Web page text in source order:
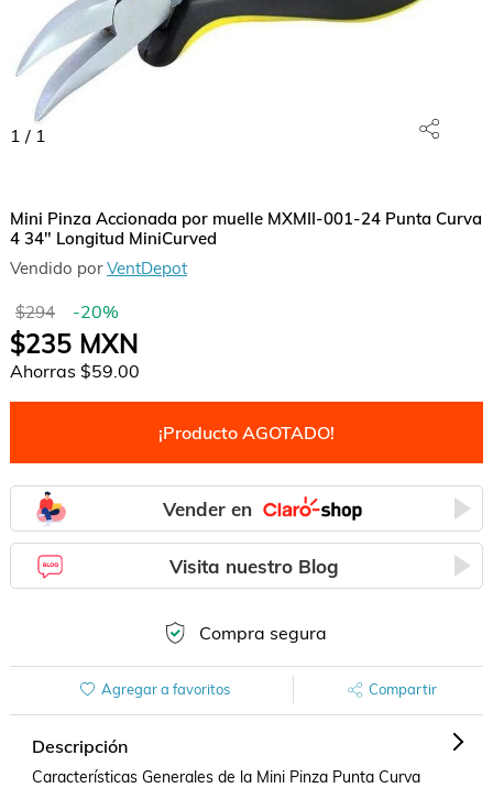
1 / 1
Mini Pinza Accionada por muelle MXMII-001-24 Punta Curva
4 34" Longitud MiniCurved
Vendido porVentDepot
$294 -20%
$235MXN
Ahorras $59.00
¡Producto AGOTADO!
Vender en
Visita nuestro Blog
Compra segura
Agregar a favoritos Compartir
Descripción
Características Generales de la Mini Pinza Punta Curva